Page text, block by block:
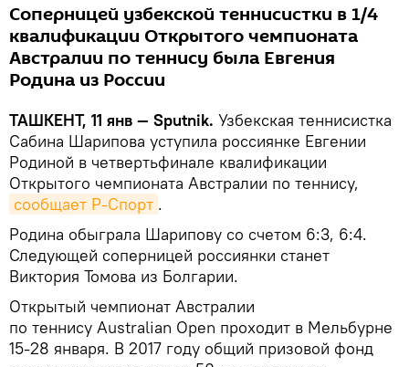
Соперницей узбекской теннисистки в 1/4
квалификации Открытого чемпионата
Австралии по теннису была Евгения
Родина из России
ТАШКЕНТ, 11 янв — Sputnik. Узбекская теннисистка
Сабина Шарипова уступила россиянке Евгении
Родиной в четвертьфинале квалификации
Открытого чемпионата Австралии по теннису,
сообщает Р-Спорт .
Родина обыграла Шарипову со счетом 6:3, 6:4.
Следующей соперницей россиянки станет
Виктория Томова из Болгарии.
Открытый чемпионат Австралии
по теннису Australian Open проходит в Мельбурне
15-28 января. В 2017 году общий призовой фонд